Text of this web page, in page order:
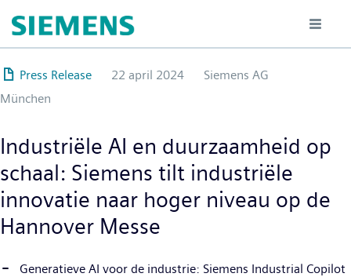
en
naar
de
inhoud
gaan
Press Release 22 april 2024
Siemens AG
München
Industriële AI en duurzaamheid op
schaal: Siemens tilt industriële
innovatie naar hoger niveau op de
Hannover Messe
Generatieve AI voor de industrie: Siemens Industrial Copilot